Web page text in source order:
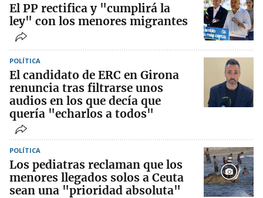
El PP rectifica y "cumplirá la
ley" con los menores migrantes
POLÍTICA
El candidato de ERC en Girona
renuncia tras filtrarse unos
audios en los que decía que
quería "echarlos a todos"
POLÍTICA
Los pediatras reclaman que los
menores llegados solos a Ceuta
sean una "prioridad absoluta"